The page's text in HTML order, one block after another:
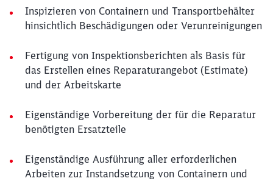
Inspizieren von Containern und Transportbehälter
hinsichtlich Beschädigungen oder Verunreinigungen
Fertigung von Inspektionsberichten als Basis für
das Erstellen eines Reparaturangebot (Estimate)
und der Arbeitskarte
Eigenständige Vorbereitung der für die Reparatur
benötigten Ersatzteile
Eigenständige Ausführung aller erforderlichen
Arbeiten zur Instandsetzung von Containern und